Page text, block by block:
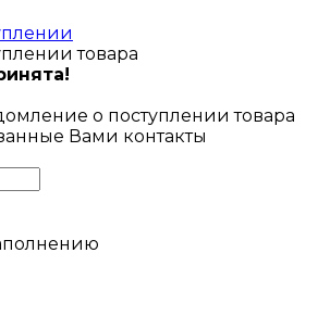
товара
о поступлении товара
Вами контакты